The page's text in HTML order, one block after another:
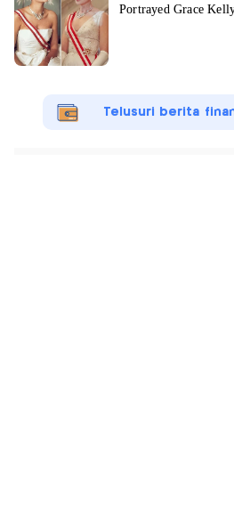
Telusuri berita